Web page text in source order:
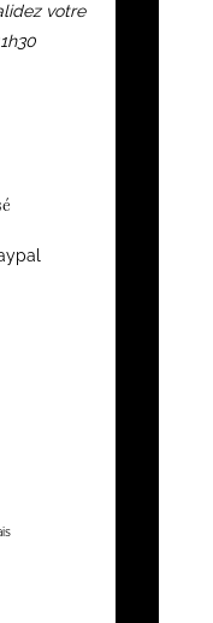
votre